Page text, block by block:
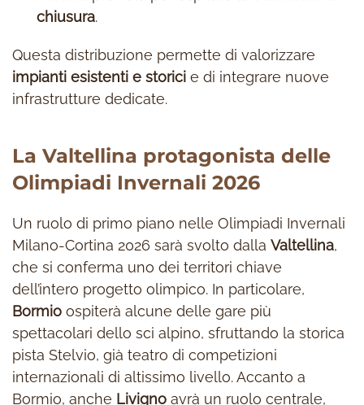
chiusura.
Questa distribuzione permette di valorizzare
impianti esistenti e storici e di integrare nuove
infrastrutture dedicate.
La Valtellina protagonista delle
Olimpiadi Invernali 2026
Un ruolo di primo piano nelle Olimpiadi Invernali
Milano-Cortina 2026 sarà svolto dalla Valtellina,
che si conferma uno dei territori chiave
dell’intero progetto olimpico. In particolare,
Bormio ospiterà alcune delle gare più
spettacolari dello sci alpino, sfruttando la storica
pista Stelvio, già teatro di competizioni
internazionali di altissimo livello. Accanto a
Bormio, anche Livigno avrà un ruolo centrale,